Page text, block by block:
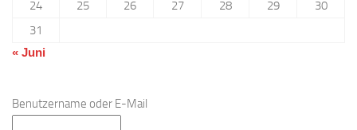
24
25 26 27 28 29
30
31
« Juni
Benutzername oder E-Mail